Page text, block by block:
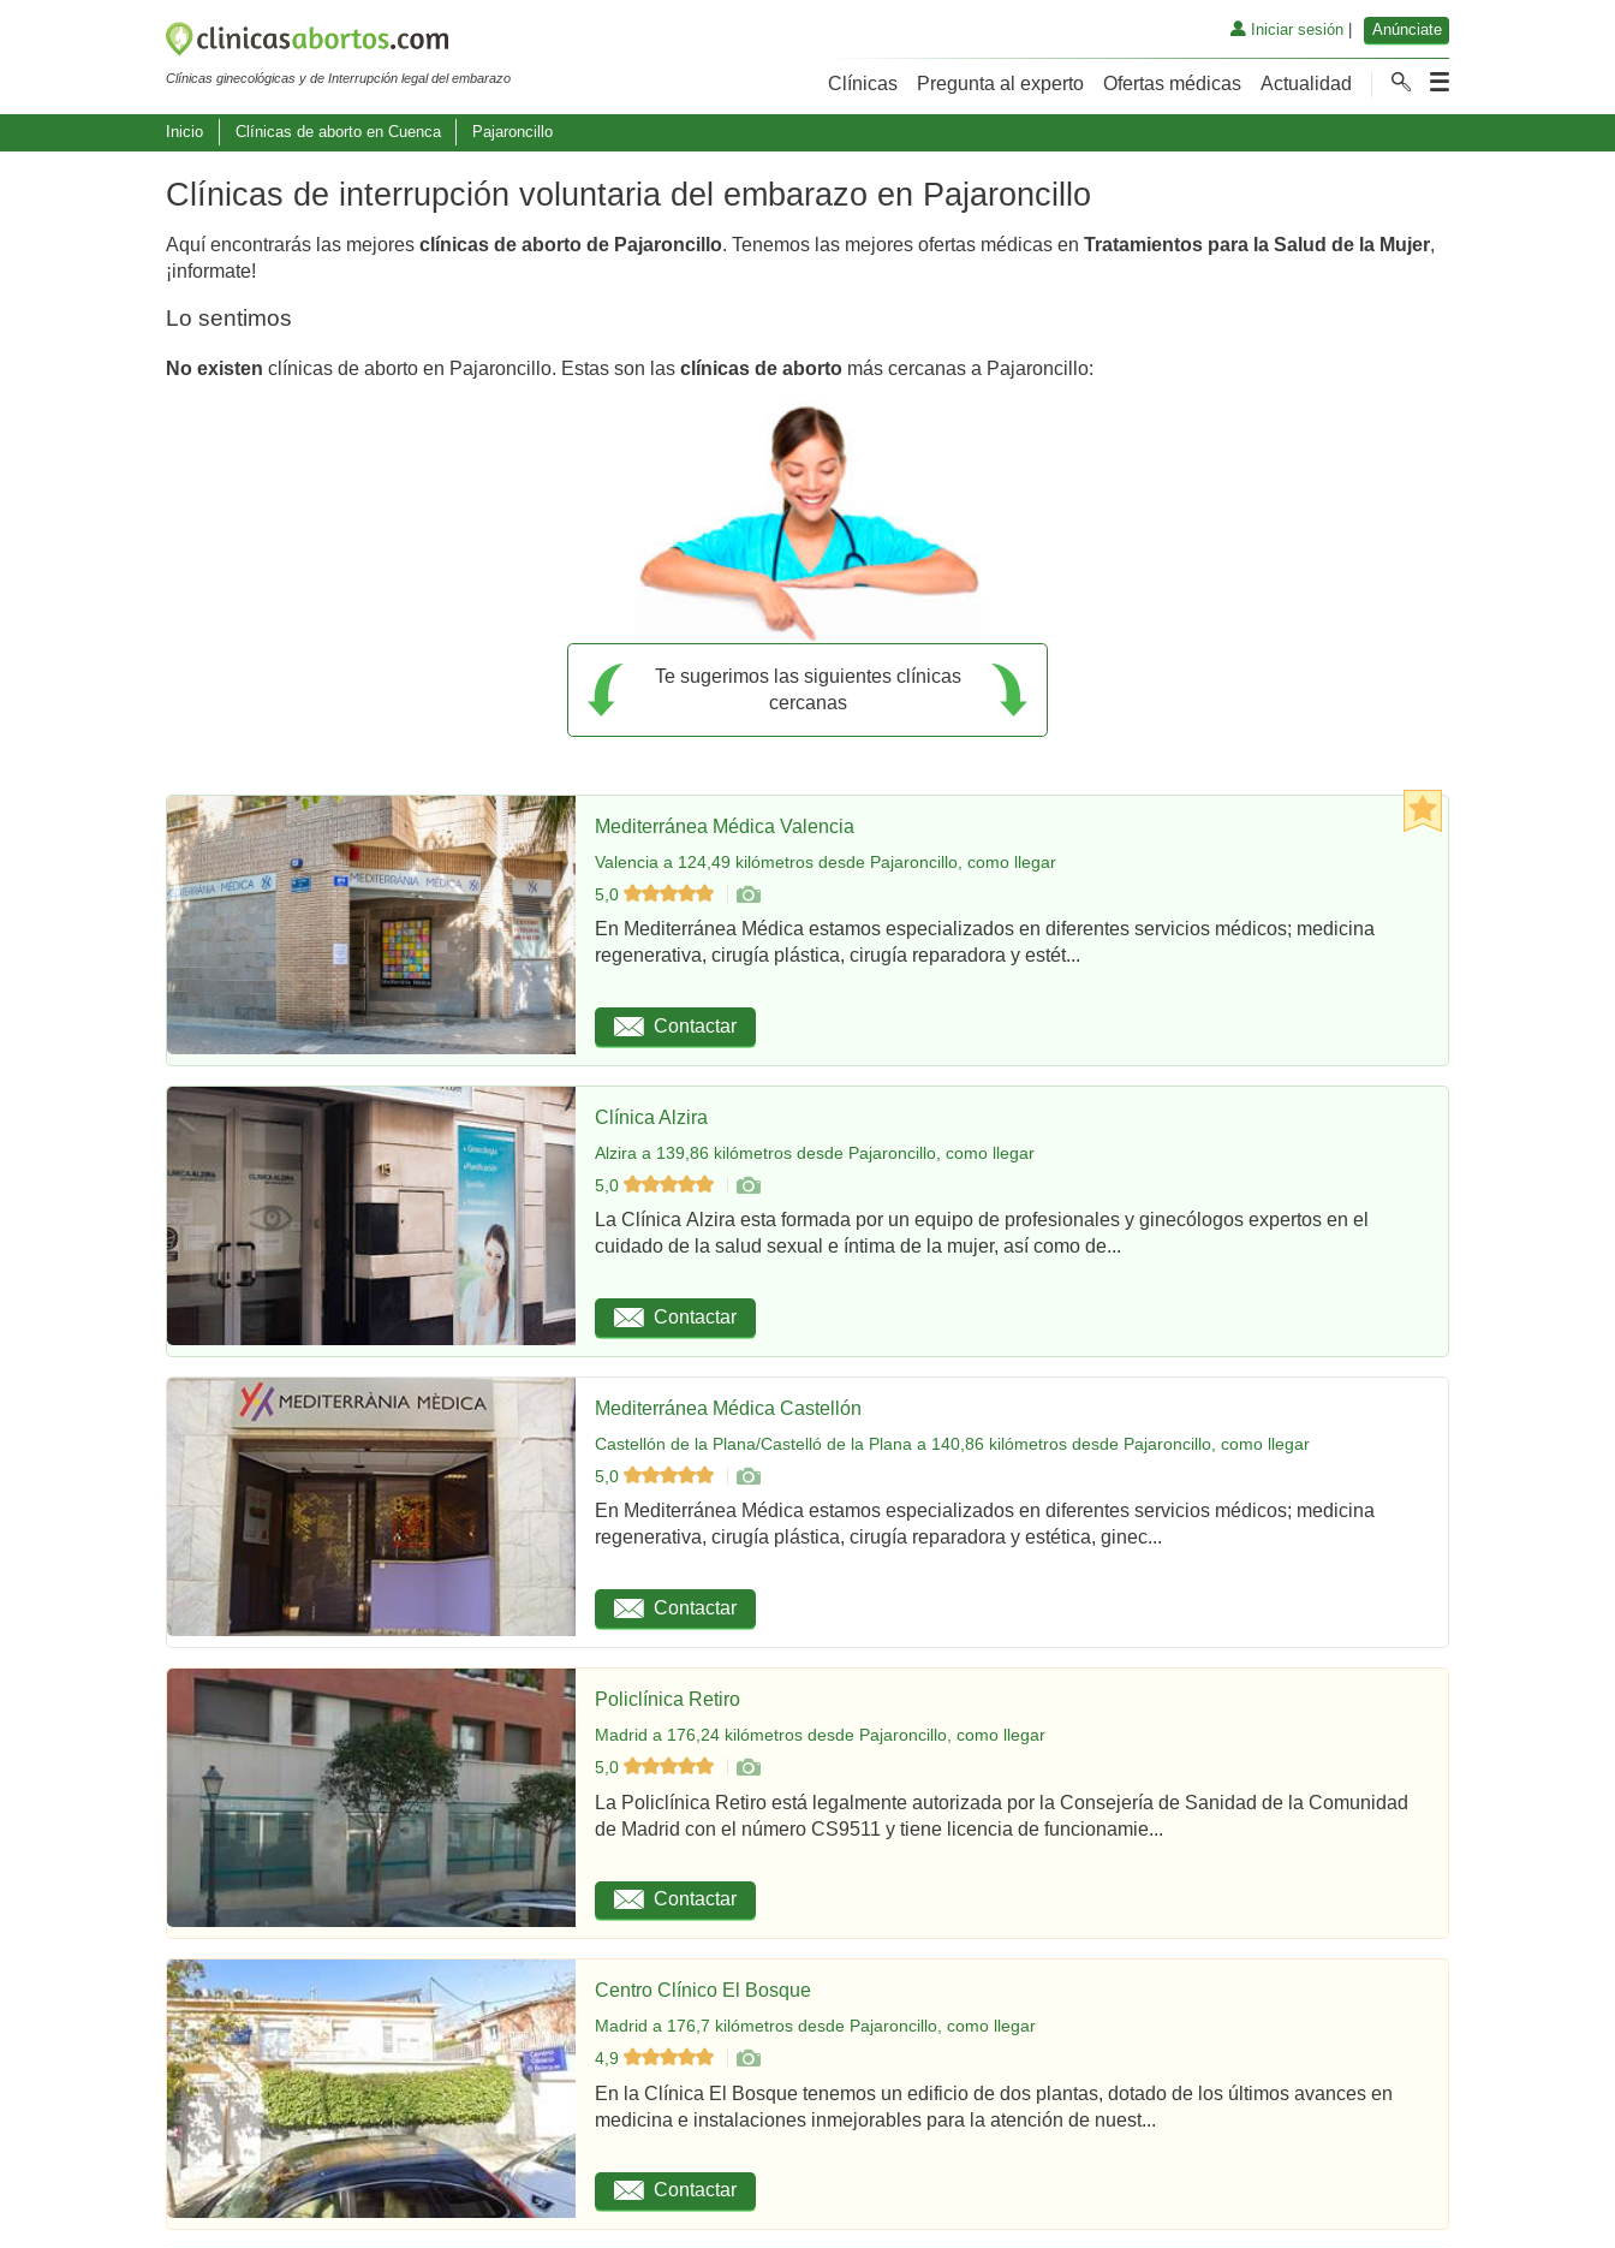
Clínicas ginecológicas y de Interrupción legal del embarazo
Iniciar sesión| Anúnciate
Clínicas Pregunta al experto Ofertas médicas Actualidad
Inicio Clínicas de aborto en Cuenca Pajaroncillo
Clínicas de interrupción voluntaria del embarazo en Pajaroncillo
Aquí encontrarás las mejores clínicas de aborto de Pajaroncillo. Tenemos las mejores ofertas médicas en Tratamientos para la Salud de la Mujer,
¡informate!
Lo sentimos
No existen clínicas de aborto en Pajaroncillo. Estas son las clínicas de aborto más cercanas a Pajaroncillo:
Te sugerimos las siguientes clínicas
cercanas
Mediterránea Médica Valencia
Valencia a 124,49 kilómetros desde Pajaroncillo, como llegar
5,0
En Mediterránea Médica estamos especializados en diferentes servicios médicos; medicina
regenerativa, cirugía plástica, cirugía reparadora y estét...
Contactar
Clínica Alzira
Alzira a 139,86 kilómetros desde Pajaroncillo, como llegar
5,0
La Clínica Alzira esta formada por un equipo de profesionales y ginecólogos expertos en el
cuidado de la salud sexual e íntima de la mujer, así como de...
Contactar
Mediterránea Médica Castellón
Castellón de la Plana/Castelló de la Plana a 140,86 kilómetros desde Pajaroncillo, como llegar
5,0
En Mediterránea Médica estamos especializados en diferentes servicios médicos; medicina
regenerativa, cirugía plástica, cirugía reparadora y estética, ginec...
Contactar
Policlínica Retiro
Madrid a 176,24 kilómetros desde Pajaroncillo, como llegar
5,0
La Policlínica Retiro está legalmente autorizada por la Consejería de Sanidad de la Comunidad
de Madrid con el número CS9511 y tiene licencia de funcionamie...
Contactar
Centro Clínico El Bosque
Madrid a 176,7 kilómetros desde Pajaroncillo, como llegar
4,9
En la Clínica El Bosque tenemos un edificio de dos plantas, dotado de los últimos avances en
medicina e instalaciones inmejorables para la atención de nuest...
Contactar